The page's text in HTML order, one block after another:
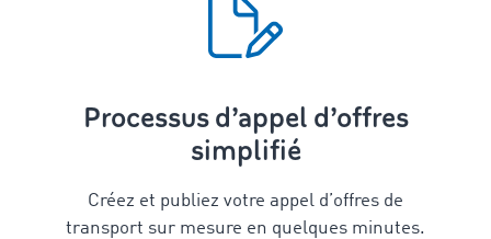
Processus d’appel d’offres
simplifié
Créez et publiez votre appel d’offres de
transport sur mesure en quelques minutes.